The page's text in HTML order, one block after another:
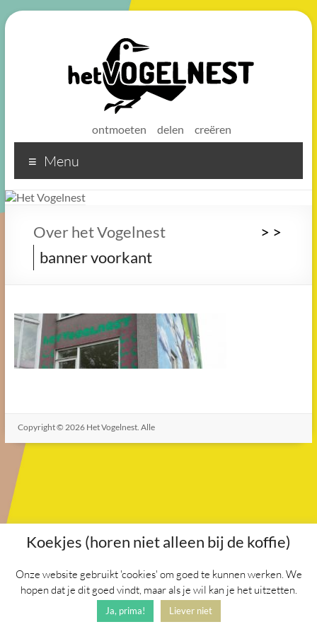
ontmoeten delen creëren
Het
Vogelnest
Sterke
koffie
buurt
Menu
>
Over het Vogelnest
>
banner voorkant
Copyright © 2026 Het Vogelnest. Alle
Koekjes (horen niet alleen bij de koffie)
Onze website gebruikt 'cookies' om goed te kunnen werken. We
hopen dat je dit goed vindt, maar als je wil kan je het uitzetten.
Ja, prima! Liever niet